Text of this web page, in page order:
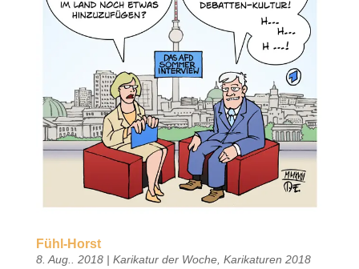
Fühl-Horst
8. Aug.. 2018| Karikatur der Woche, Karikaturen 2018